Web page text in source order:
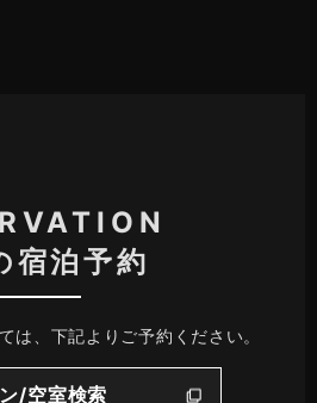
宿泊予約
は、下記よりご予約ください。
/空室検索